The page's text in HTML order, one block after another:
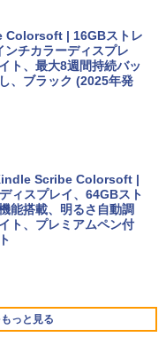
チLiquid Retinaディ
ニファイドメモリ、1
ジ、12MPセンターフレ
語キーボード、Touch I
定】ASUS ノートパソ
M1502NAQ 15.6イン
170 メモリ16GB SSD 5
365 Personal (24か月
11 重量1.7kg Wi-Fi 6
応|PC2台
アイテムを含む】 【オ
パー・カタログ: 本体ハ
新エミュレータ紹介
Colorsoft | 16GBストレ
ンチカラーディスプレ
ト、最大8週間持続バッ
、ブラック (2025年発
Scribe Colorsoft |
ィスプレイ、64GBスト
能搭載、明るさ自動調
ト、プレミアムペン付
っと見る